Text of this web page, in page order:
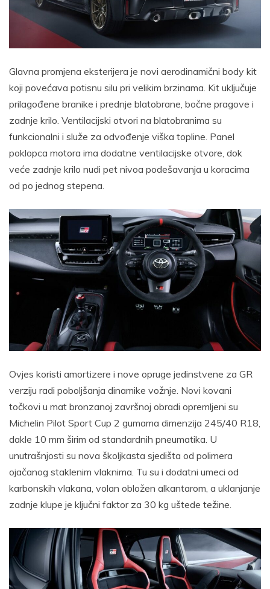
Glavna promjena eksterijera je novi aerodinamični body kit
koji povećava potisnu silu pri velikim brzinama. Kit uključuje
prilagođene branike i prednje blatobrane, bočne pragove i
zadnje krilo. Ventilacijski otvori na blatobranima su
funkcionalni i služe za odvođenje viška topline. Panel
poklopca motora ima dodatne ventilacijske otvore, dok
veće zadnje krilo nudi pet nivoa podešavanja u koracima
od po jednog stepena.
Ovjes koristi amortizere i nove opruge jedinstvene za GR
verziju radi poboljšanja dinamike vožnje. Novi kovani
točkovi u mat bronzanoj završnoj obradi opremljeni su
Michelin Pilot Sport Cup 2 gumama dimenzija 245/40 R18,
dakle 10 mm širim od standardnih pneumatika. U
unutrašnjosti su nova školjkasta sjedišta od polimera
ojačanog staklenim vlaknima. Tu su i dodatni umeci od
karbonskih vlakana, volan obložen alkantarom, a uklanjanje
zadnje klupe je ključni faktor za 30 kg uštede težine.